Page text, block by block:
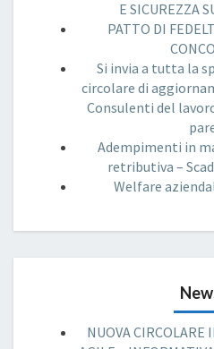
E SICUREZZA
PATTO DI
Si invia a tutta la
circolare di
Consulenti del
Adempimenti in
retributiva –
Welfare
NUOVA CIRCOLARE